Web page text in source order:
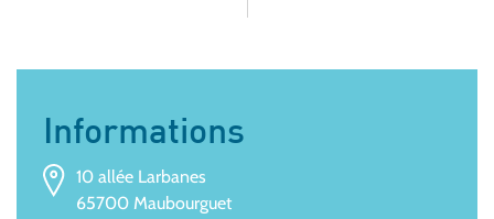
Informations
10 allée Larbanes
65700 Maubourguet